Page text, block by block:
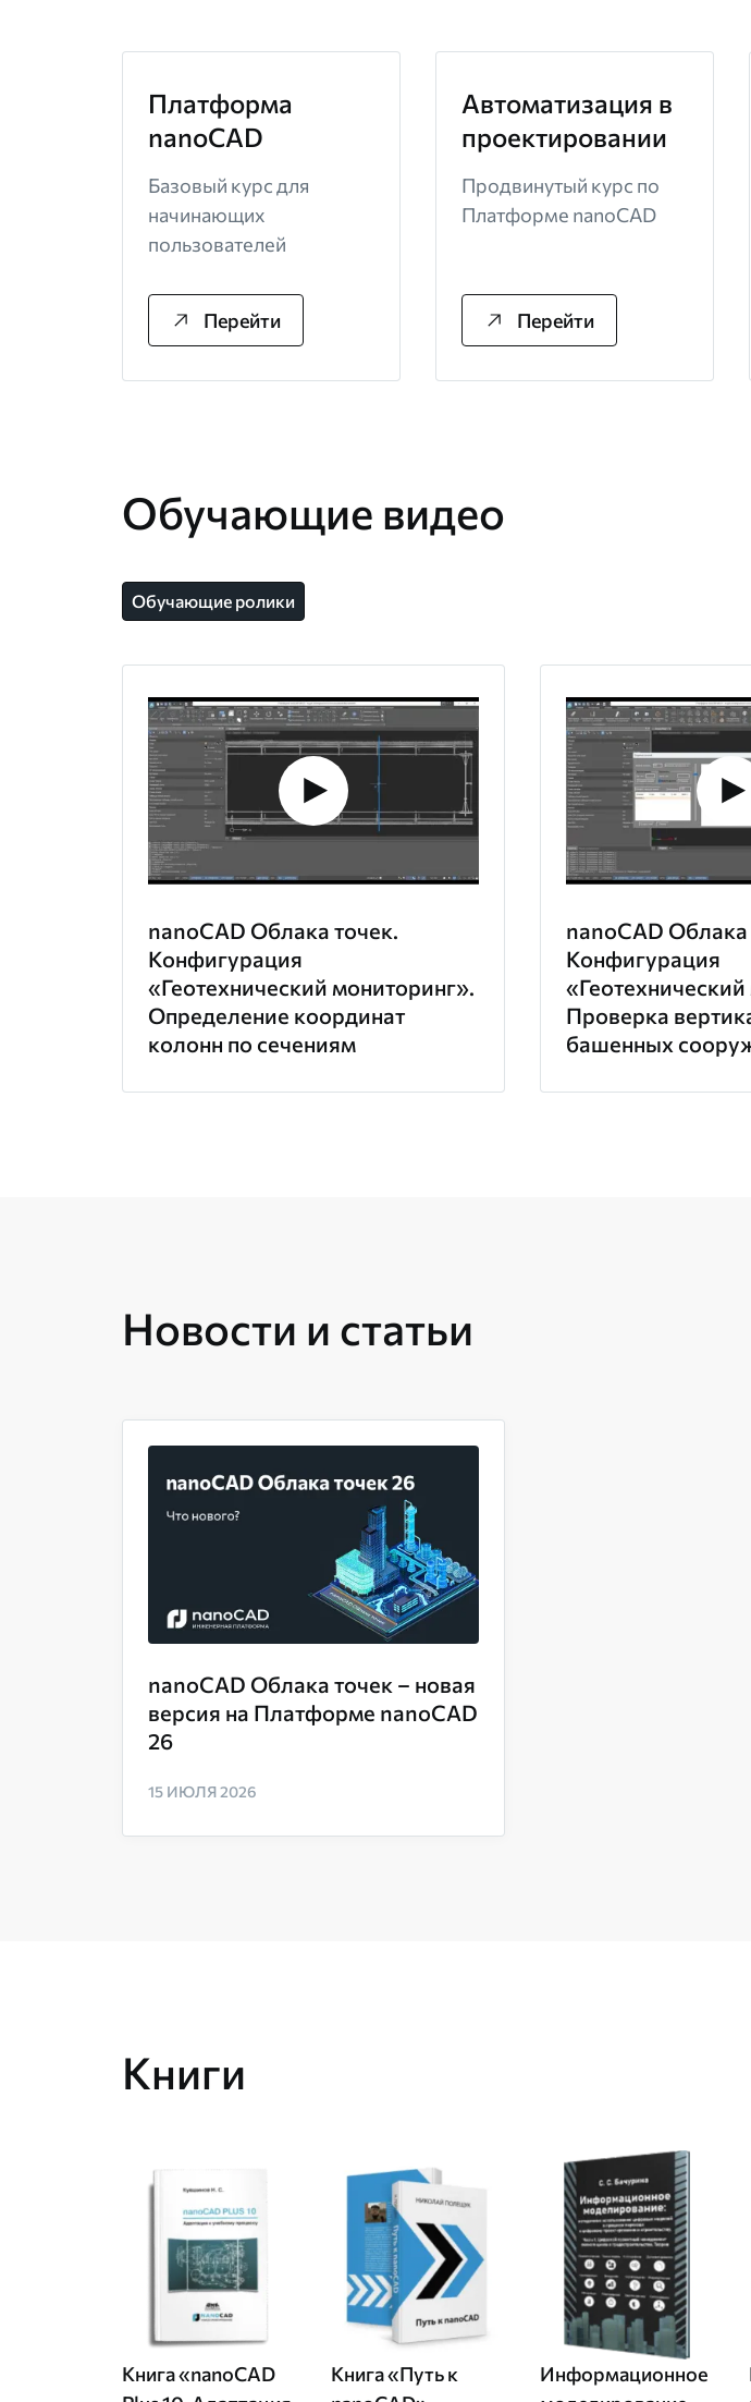
Платформа
nanoCAD
Базовый курс для
начинающих
пользователей
Перейти
Автоматизация в
проектировании
Продвинутый курс по
Платформе nanoCAD
Перейти
Обучающие видео
Обучающие ролики
nanoCAD Облака точек.
Конфигурация
«Геотехнический мониторинг».
Определение координат
колонн по сечениям
nanoCAD Облака
Конфигурация
Проверка
башенных
Новости и статьи
nanoCAD Облака точек – новая
версия на Платформе nanoCAD
26
15 ИЮЛЯ 2026
Книги
Книга «nanoCAD
Книга «Путь к
Информационное